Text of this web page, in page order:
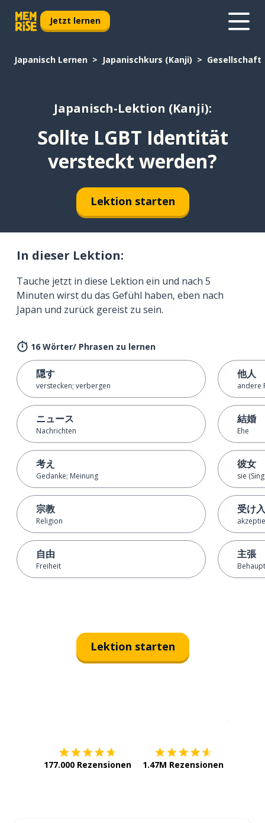
Jetzt lernen
Japanisch Lernen Japanischkurs (Kanji) Gesellschaft
Japanisch-Lektion (Kanji):
Sollte LGBT Identität
versteckt werden?
Lektion starten
In dieser Lektion:
Tauche jetzt in diese Lektion ein und nach 5
Minuten wirst du das Gefühl haben, eben nach
Japan und zurück gereist zu sein.
16 Wörter/ Phrasen zu lernen
隠す
verstecken; verbergen
ニュース
Nachrichten
考え
Gedanke; Meinung
宗教
Religion
自由
Freiheit
他人
andere
結婚
Ehe
彼女
sie
受け
主張
Lektion starten
177.000 Rezensionen 1.47M Rezensionen